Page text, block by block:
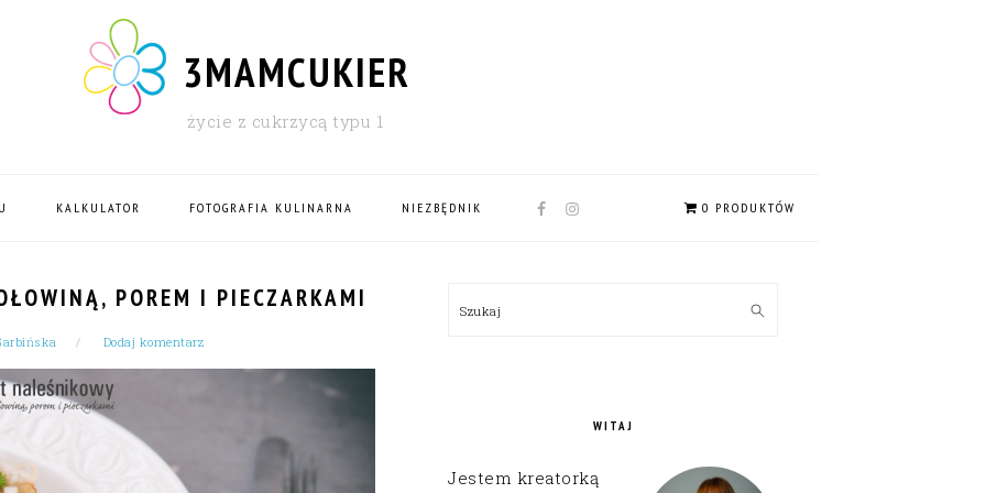
3MAMCUKIER
życie z cukrzycą typu 1
KALKULATOR FOTOGRAFIA KULINARNA NIEZBĘDNIK
NAV
0 PRODUKTÓW
POREM I PIECZARKAMI
Dodaj komentarz
SIDEBAR
Szukaj
WITAJ
Jestem kreatorką